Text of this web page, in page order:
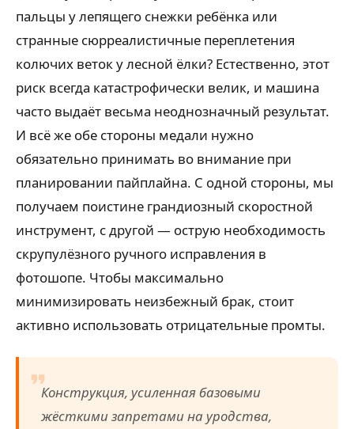
пальцы у лепящего снежки ребёнка или
странные сюрреалистичные переплетения
колючих веток у лесной ёлки? Естественно, этот
риск всегда катастрофически велик, и машина
часто выдаёт весьма неоднозначный результат.
И всё же обе стороны медали нужно
обязательно принимать во внимание при
планировании пайплайна. С одной стороны, мы
получаем поистине грандиозный скоростной
инструмент, с другой — острую необходимость
скрупулёзного ручного исправления в
фотошопе. Чтобы максимально
минимизировать неизбежный брак, стоит
активно использовать отрицательные промты.
Конструкция, усиленная базовыми
жёсткими запретами на уродства,